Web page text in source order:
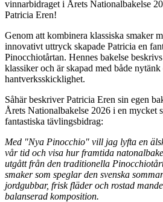
vinnarbidraget i Årets Nationalbakelse
Patricia Eren!
Genom att kombinera klassiska smaker
innovativt uttryck skapade Patricia en
Pinocchiotårtan. Hennes bakelse
klassiker och är skapad med både nytänk
hantverksskicklighet.
Såhär beskriver Patricia Eren sin egen
Årets Nationalbakelse 2026 i en mycket
fantastiska tävlingsbidrag:
Med "Nya Pinocchio" vill jag lyfta en
vår tid och visa hur framtida
utgått från den traditionella
smaker som speglar den svenska
jordgubbar, frisk fläder och rostad
balanserad komposition.